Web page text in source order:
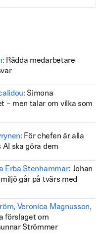
Rädda medarbetare
Simona
– men talar om vilka som
För chefen är alla
AI ska göra dem
Erba Stenhammar: Johan
går på tvärs med
Veronica Magnusson,
förslaget om
Strömmer